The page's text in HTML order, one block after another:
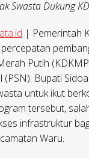
Swasta Dukung
| Pemerintah
Putih
Bupati
untuk ikut
tersebut,
infrastruktur
Waru.